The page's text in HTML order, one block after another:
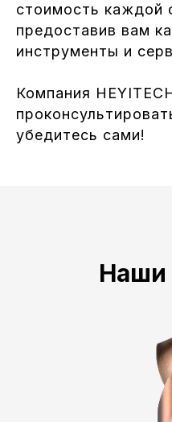
стоимость каждой
предоставив вам
инструменты и
Компания
убедитесь сами!
Наши